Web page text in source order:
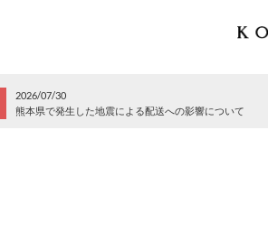
2026/07/30
熊本県で発生した地震による配送への影響について